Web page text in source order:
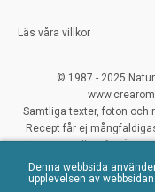
Denna webbsida
upplevelsen av
Läs våra villkor
© 1987 - 2025
Samtliga texter, foton och
Recept får ej